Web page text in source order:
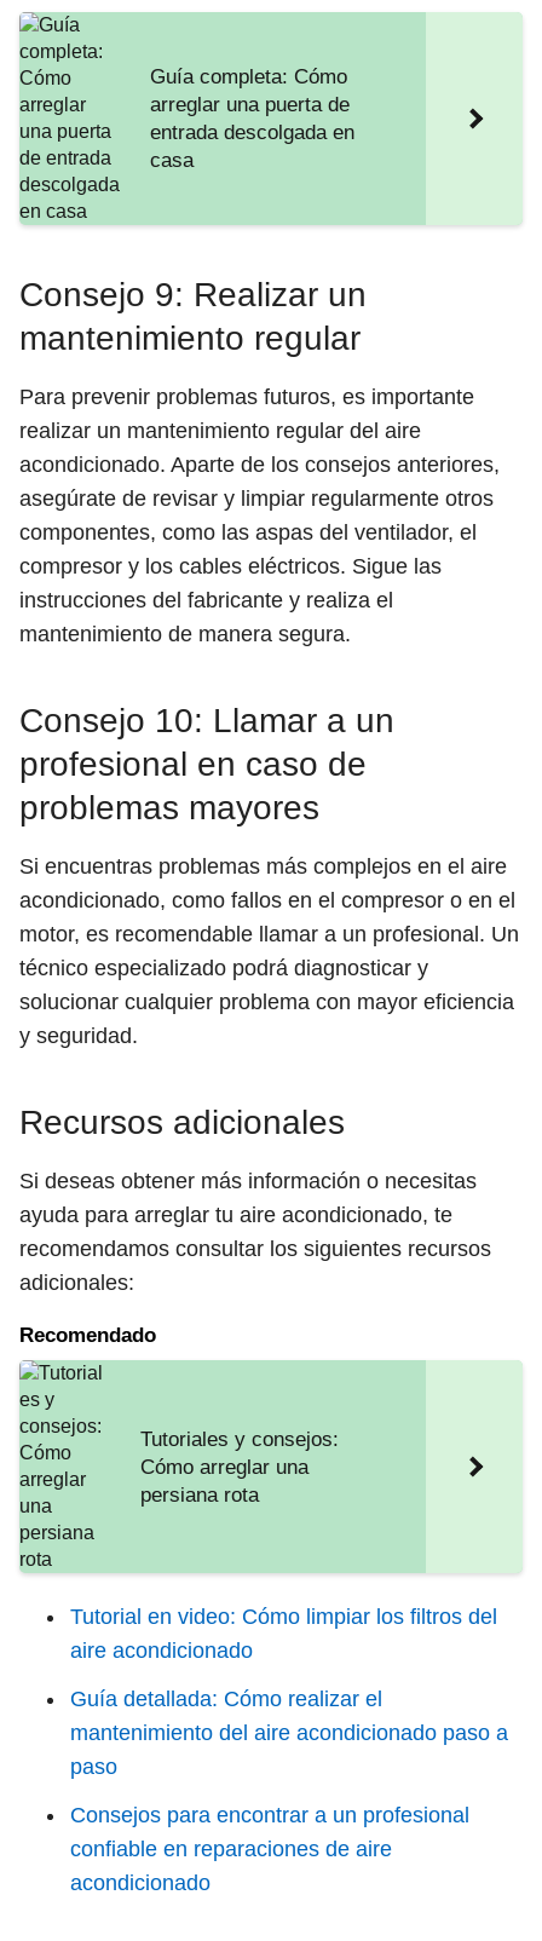
Guía completa: Cómo
arreglar una puerta de
entrada descolgada en
casa
Consejo 9: Realizar un
mantenimiento regular
Para prevenir problemas futuros, es importante
realizar un mantenimiento regular del aire
acondicionado. Aparte de los consejos anteriores,
asegúrate de revisar y limpiar regularmente otros
componentes, como las aspas del ventilador, el
compresor y los cables eléctricos. Sigue las
instrucciones del fabricante y realiza el
mantenimiento de manera segura.
Consejo 10: Llamar a un
profesional en caso de
problemas mayores
Si encuentras problemas más complejos en el aire
acondicionado, como fallos en el compresor o en el
motor, es recomendable llamar a un profesional. Un
técnico especializado podrá diagnosticar y
solucionar cualquier problema con mayor eficiencia
y seguridad.
Recursos adicionales
Si deseas obtener más información o necesitas
ayuda para arreglar tu aire acondicionado, te
recomendamos consultar los siguientes recursos
adicionales:
Recomendado
Tutoriales y consejos:
Cómo arreglar una
persiana rota
Tutorial en video: Cómo limpiar los filtros del
aire acondicionado
Guía detallada: Cómo realizar el
mantenimiento del aire acondicionado paso a
paso
Consejos para encontrar a un profesional
confiable en reparaciones de aire
acondicionado